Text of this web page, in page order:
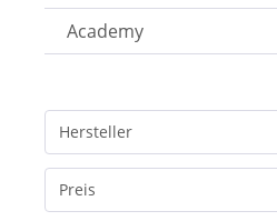
Academy
Hersteller
Preis